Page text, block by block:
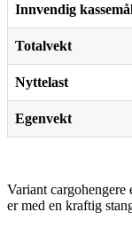
Innvendig
Totalvekt
Nyttelast
Egenvekt
Variant
er med en kraftig